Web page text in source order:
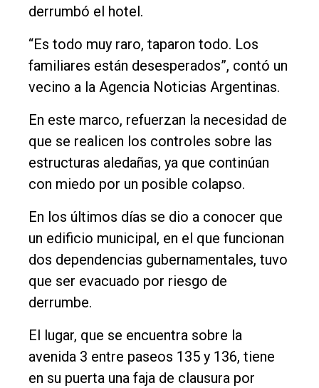
derrumbó el hotel.
“Es todo muy raro, taparon todo. Los
familiares están desesperados”, contó un
vecino a la Agencia Noticias Argentinas.
En este marco, refuerzan la necesidad de
que se realicen los controles sobre las
estructuras aledañas, ya que continúan
con miedo por un posible colapso.
En los últimos días se dio a conocer que
un edificio municipal, en el que funcionan
dos dependencias gubernamentales, tuvo
que ser evacuado por riesgo de
derrumbe.
El lugar, que se encuentra sobre la
avenida 3 entre paseos 135 y 136, tiene
en su puerta una faja de clausura por